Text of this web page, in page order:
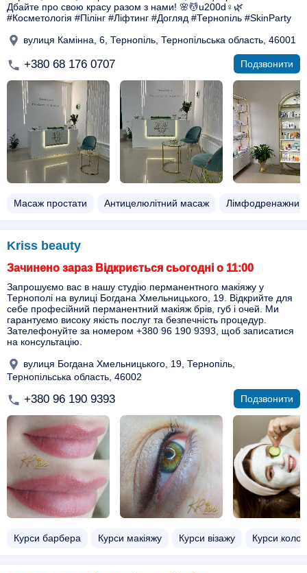
Дбайте про свою красу разом з нами! 🌸💆u200d♀️🌿
#Косметологія #Пілінг #Ліфтинг #Догляд #Тернопіль #SkinParty
вулиця Камінна, 6, Тернопіль, Тернопільська область, 46001
+380 68 176 0707 Подзвонити
Масаж простати Антицелюлітний масаж
Kriss beauty
Зачинено зараз Відкриється сьогодні о 11:00
Запрошуємо вас в нашу студію перманентного макіяжу у
Тернополі на вулиці Богдана Хмельницького, 19. Відкрийте для
себе професійний перманентний макіяж брів, губ і очей. Ми
гарантуємо високу якість послуг та безпечність процедур.
Зателефонуйте за номером +380 96 190 9393, щоб записатися
на консультацію.
вулиця Богдана Хмельницького, 19, Тернопіль,
Тернопільська область, 46002
+380 96 190 9393 Подзвонити
Курси барбера Курси макіяжу Курси візажу Курси